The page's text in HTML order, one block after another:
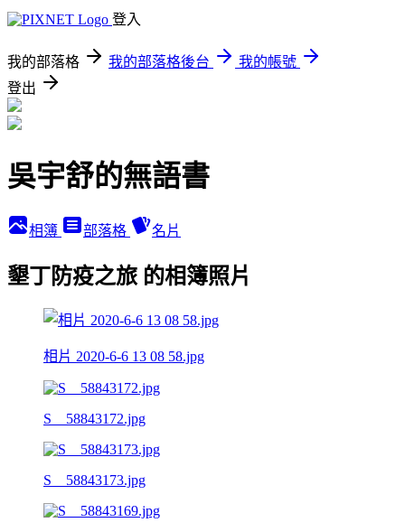
登入
我的部落格 我的部落格後台
我的帳號
登出
吳宇舒的無語書
相簿 部落格 名片
墾丁防疫之旅 的相簿照片
相片 2020-6-6 13 08 58.jpg
S__58843172.jpg
S__58843173.jpg